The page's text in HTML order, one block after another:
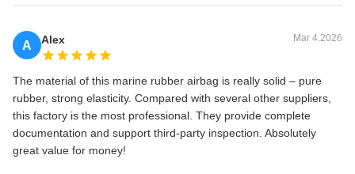
A Alex Mar 4.2026
The material of this marine rubber airbag is really solid – pure
rubber, strong elasticity. Compared with several other suppliers,
this factory is the most professional. They provide complete
documentation and support third-party inspection. Absolutely
great value for money!